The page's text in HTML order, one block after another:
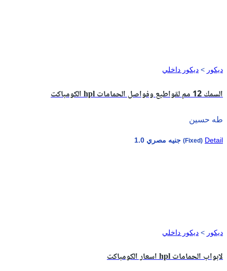
ديكور > ديكور داخلي
الكومباكت hpl السمك 12 مم لقواطيع وفواصل الحمامات
طه حسين
(Fixed) Detail
ديكور > ديكور داخلي
اسعار الكومباكت hpl لابواب الحمامات